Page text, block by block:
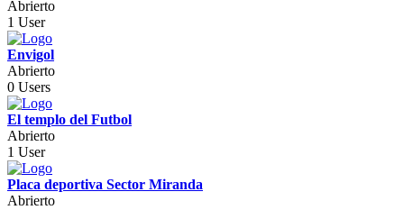
Abrierto
1 User
Envigol
Abrierto
0 Users
El templo del Futbol
Abrierto
1 User
Placa deportiva Sector Miranda
Abrierto